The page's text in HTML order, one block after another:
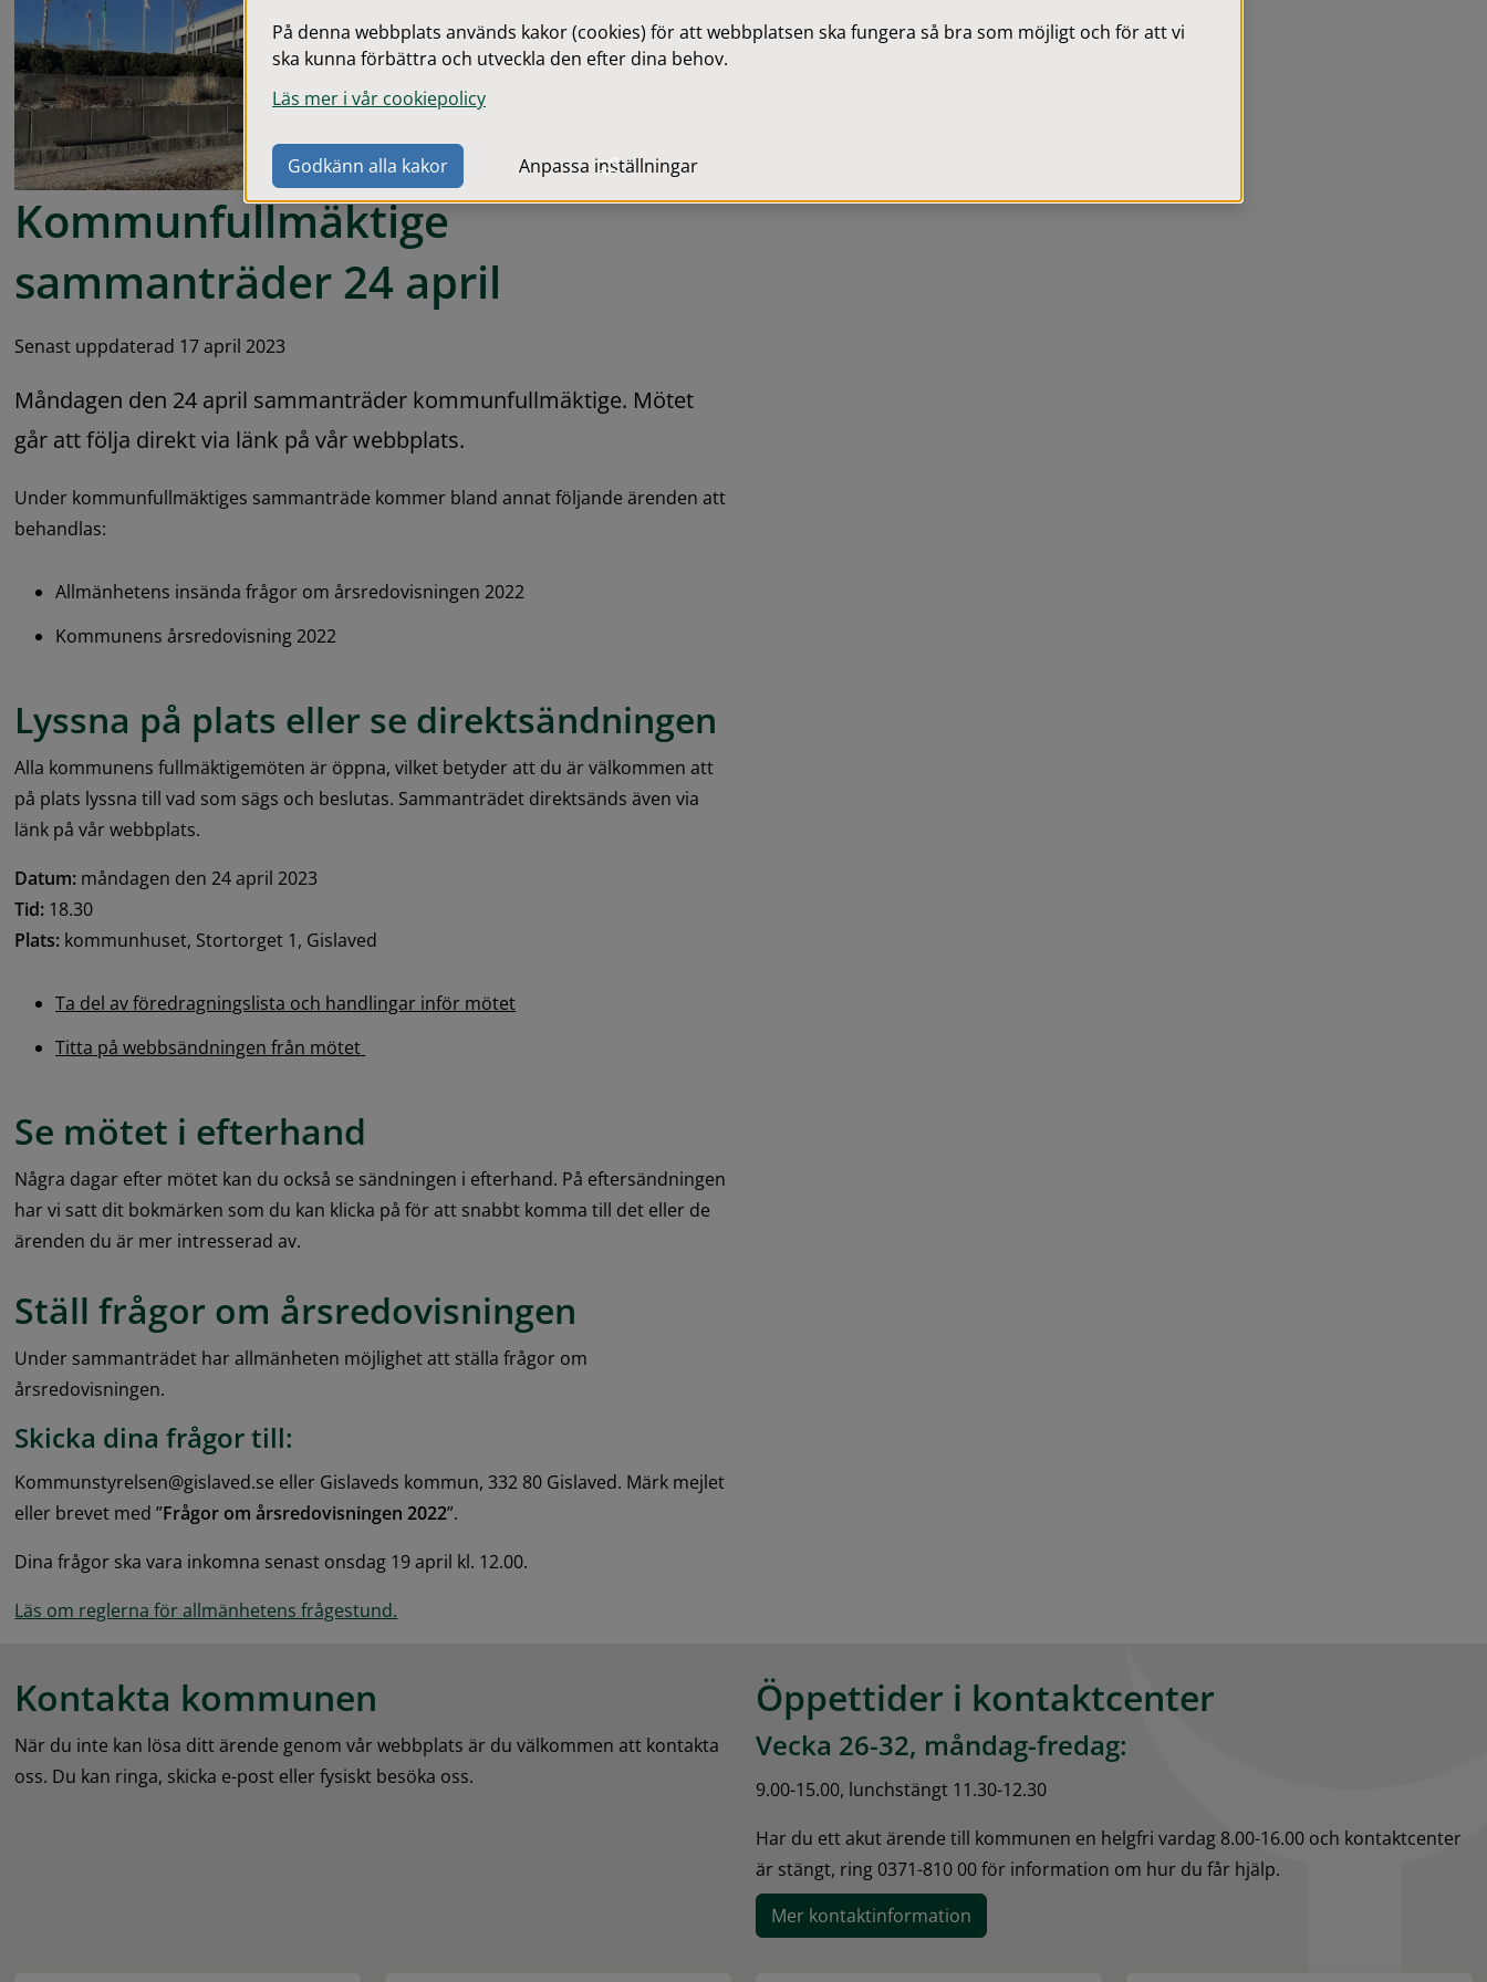
Kommunfullmäktige
sammanträder 24 april
Senast uppdaterad 17 april 2023
Måndagen den 24 april sammanträder kommunfullmäktige. Mötet
går att följa direkt via länk på vår webbplats.
Under kommunfullmäktiges sammanträde kommer bland annat följande ärenden att
behandlas:
Allmänhetens insända frågor om årsredovisningen 2022
Kommunens årsredovisning 2022
Lyssna på plats eller se direktsändningen
Alla kommunens fullmäktigemöten är öppna, vilket betyder att du är välkommen att
på plats lyssna till vad som sägs och beslutas. Sammanträdet direktsänds även via
länk på vår webbplats.
Datum: måndagen den 24 april 2023
Tid: 18.30
Plats: kommunhuset, Stortorget 1, Gislaved
Ta del av föredragningslista och handlingar inför mötet
Titta på webbsändningen från mötet
Se mötet i efterhand
Några dagar efter mötet kan du också se sändningen i efterhand. På eftersändningen
har vi satt dit bokmärken som du kan klicka på för att snabbt komma till det eller de
ärenden du är mer intresserad av.
Ställ frågor om årsredovisningen
Under sammanträdet har allmänheten möjlighet att ställa frågor om
årsredovisningen.
Skicka dina frågor till:
Kommunstyrelsen@gislaved.se eller Gislaveds kommun, 332 80 Gislaved. Märk mejlet
eller brevet med ”Frågor om årsredovisningen 2022”.
Dina frågor ska vara inkomna senast onsdag 19 april kl. 12.00.
Läs om reglerna för allmänhetens frågestund.
Kontakta kommunen
När du inte kan lösa ditt ärende genom vår webbplats är du välkommen att kontakta
oss. Du kan ringa, skicka e-post eller fysiskt besöka oss.
Öppettider i kontaktcenter
Vecka 26-32, måndag-fredag:
9.00-15.00, lunchstängt 11.30-12.30
Har du ett akut ärende till kommunen en helgfri vardag 8.00-16.00 och kontaktcenter
är stängt, ring 0371-810 00 för information om hur du får hjälp.
Mer kontaktinformation
På denna webbplats används kakor (cookies) för att webbplatsen ska fungera så bra som möjligt och för att vi
ska kunna förbättra och utveckla den efter dina behov.
Läs mer i vår cookiepolicy
Godkänn alla kakor Anpassa inställningar